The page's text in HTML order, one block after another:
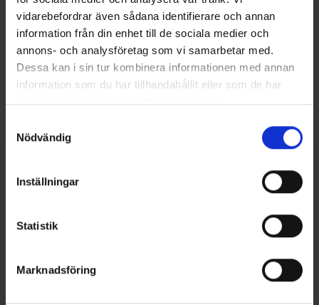
vidarebefordrar även sådana identifierare och annan
information från din enhet till de sociala medier och
annons- och analysföretag som vi samarbetar med.
Dessa kan i sin tur kombinera informationen med annan
information som du har tillhandahållit eller som de har
samlat in när du har använt deras tjänster.
Nödvändig
Inställningar
Statistik
Marknadsföring
operationsavdelningar som prioriterar både
kvalitet och säkerhet.
Kom gärna förbi och prata med oss om hur
UltraSafe kan göra skillnad i er vardag – vi
ser fram emot att ses i Harstad!
Vi kommer att vara där!
Ann Cathrin Lithell-Eggum